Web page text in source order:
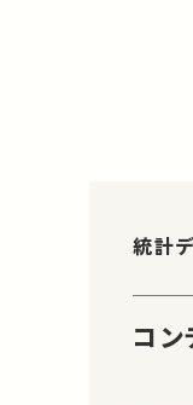
統計
コン